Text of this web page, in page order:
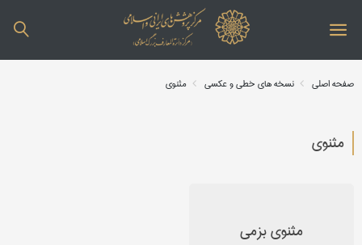
صفحه اصلی نسخه های خطی و عکسی مثنوی
مثنوی
مثنوی بزمی